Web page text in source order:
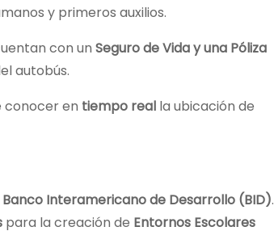
y primeros auxilios.
con un Seguro de Vida y una Póliza
autobús.
conocer en tiempo real la ubicación de
Interamericano de Desarrollo (BID).
para la creación de Entornos Escolares